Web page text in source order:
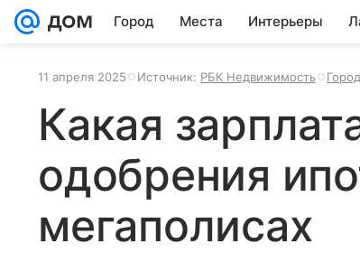
Город Места Интерьеры
11 апреля 2025 Источник: РБК Недвижимость Город
Какая
одобрения
мегаполисах